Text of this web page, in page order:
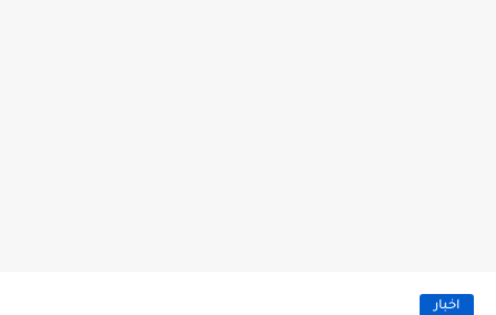
اخبار